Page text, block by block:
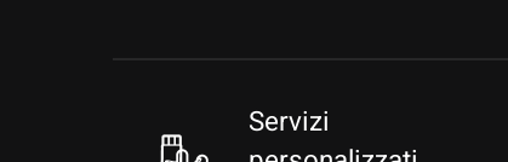
Servizi